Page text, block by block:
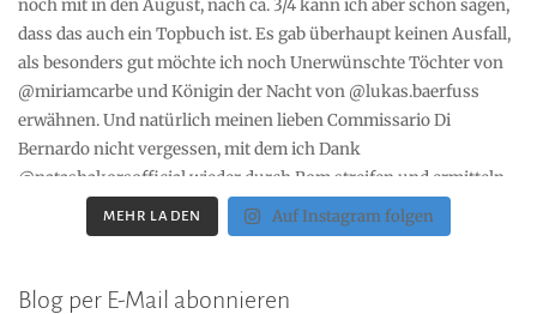
MEHR LADEN Auf Instagram folgen
Blog per E-Mail abonnieren